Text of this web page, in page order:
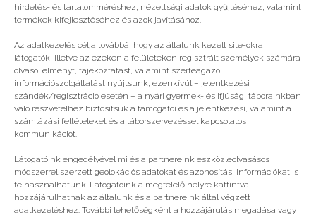
hirdetés- és tartalomméréshez, nézettségi adatok gyűjtéséhez, valamint
termékek kifejlesztéséhez és azok javításához.
Az adatkezelés célja továbbá, hogy az általunk kezelt site-okra
látogatók, illetve az ezeken a felületeken regisztrált személyek számára
olvasói élményt, tájékoztatást, valamint szerteágazó
információszolgáltatást nyújtsunk, ezenkívül – jelentkezési
szándék/regisztráció esetén – a nyári gyermek- és ifjúsági táborainkban
való részvételhez biztosítsuk a támogatói és a jelentkezési, valamint a
számlázási feltételeket és a táborszervezéssel kapcsolatos
kommunikációt.
Látogatóink engedélyével mi és a partnereink eszközleolvasásos
módszerrel szerzett geolokációs adatokat és azonosítási információkat is
felhasználhatunk. Látogatóink a megfelelő helyre kattintva
hozzájárulhatnak az általunk és a partnereink által végzett
adatkezeléshez. További lehetőségként a hozzájárulás megadása vagy
Még több